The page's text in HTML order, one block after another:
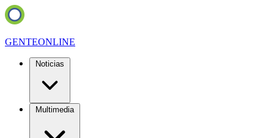
GENTEONLINE
Noticias
Multimedia